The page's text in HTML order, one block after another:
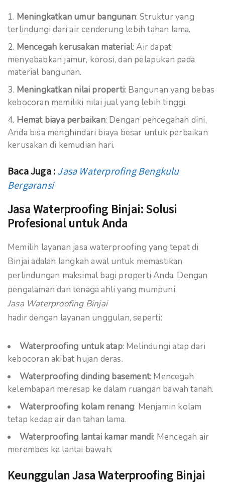
Meningkatkan umur bangunan: Struktur yang
terlindungi dari air cenderung lebih tahan lama.
Mencegah kerusakan material: Air dapat
menyebabkan jamur, korosi, dan pelapukan pada
material bangunan.
Meningkatkan nilai properti: Bangunan yang bebas
kebocoran memiliki nilai jual yang lebih tinggi.
Hemat biaya perbaikan: Dengan pencegahan dini,
Anda bisa menghindari biaya besar untuk perbaikan
kerusakan di kemudian hari.
Baca Juga : Jasa Waterprofing Bengkulu
Bergaransi
Jasa Waterproofing Binjai: Solusi
Profesional untuk Anda
Memilih layanan jasa waterproofing yang tepat di
Binjai adalah langkah awal untuk memastikan
perlindungan maksimal bagi properti Anda. Dengan
pengalaman dan tenaga ahli yang mumpuni,
Jasa Waterproofing Binjai
hadir dengan layanan unggulan, seperti:
Waterproofing untuk atap: Melindungi atap dari
kebocoran akibat hujan deras.
Waterproofing dinding basement: Mencegah
kelembapan meresap ke dalam ruangan bawah tanah.
Waterproofing kolam renang: Menjamin kolam
tetap kedap air dan tahan lama.
Waterproofing lantai kamar mandi: Mencegah air
merembes ke lantai bawah.
Keunggulan Jasa Waterproofing Binjai